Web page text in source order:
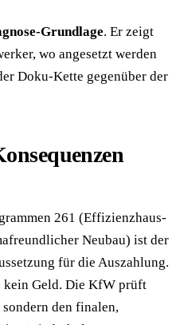
Grundlage. Er zeigt
wo angesetzt werden
Doku-Kette gegenüber der
261 (Effizienzhaus-
Neubau) ist der
für die Auszahlung.
kein Geld. Die KfW prüft
den finalen,